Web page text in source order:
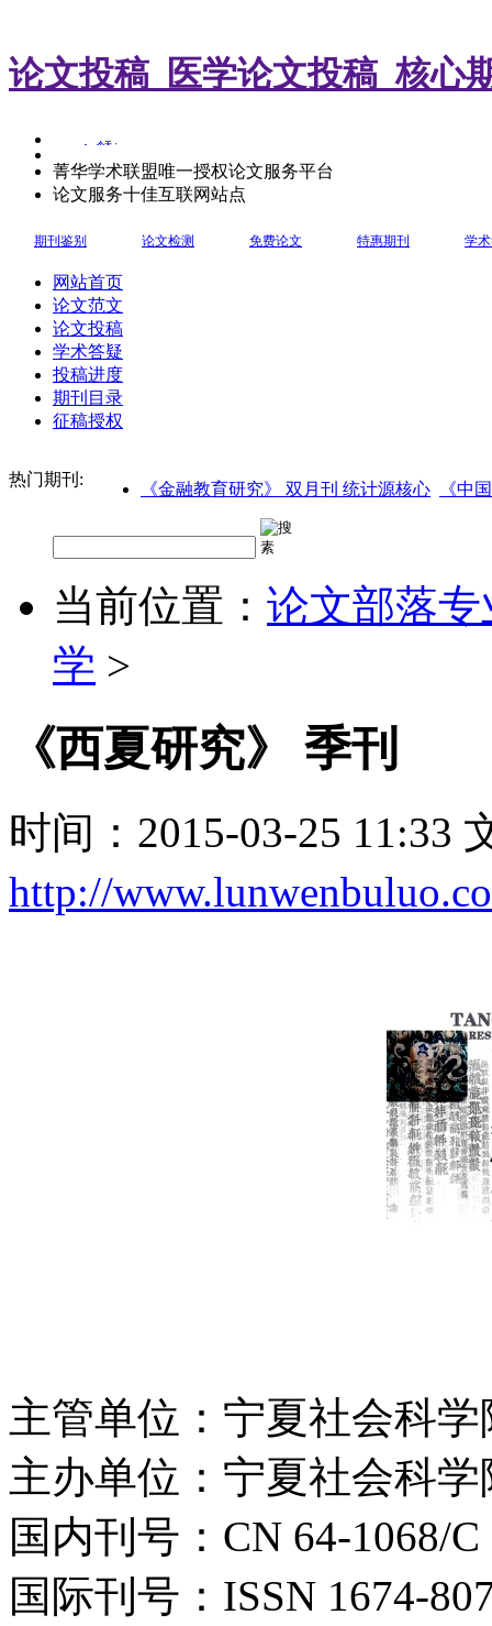
论文投稿_医学论文投稿_核心
菁华学术联盟唯一授权论文服务平台
论文服务十佳互联网站点
期刊鉴别 论文检测 免费论文 特惠期刊 学
网站首页
论文范文
论文投稿
学术答疑
投稿进度
期刊目录
征稿授权
热门期刊:
《金融教育研究》 双月刊 统计源核心 《中
当前位置： 论文部落
学 >
《西夏研究》 季刊
时间：2015-03-25 11:33
http://
主管单位：宁夏社会科学
主办单位：宁夏社会科学
国内刊号：CN 64-1068/C
国际刊号：ISSN 1674-